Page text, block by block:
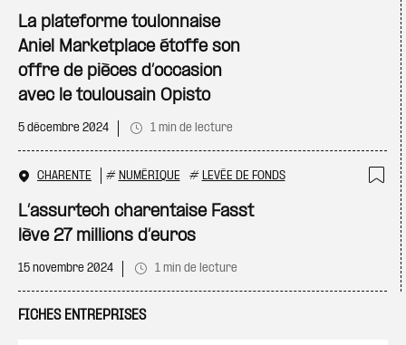
La plateforme toulonnaise
Aniel Marketplace étoffe son
offre de pièces d’occasion
avec le toulousain Opisto
5 décembre 2024 1 min de lecture
CHARENTE # NUMÉRIQUE # LEVÉE DE FONDS
L’assurtech charentaise Fasst
lève 27 millions d’euros
15 novembre 2024 1 min de lecture
FICHES ENTREPRISES